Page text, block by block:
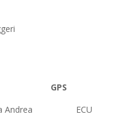
GPS
Andrea ECU